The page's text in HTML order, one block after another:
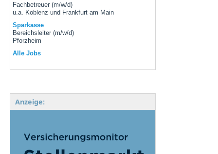
Fachbetreuer (m/w/d)
u.a. Koblenz und Frankfurt am Main
Sparkasse
Bereichsleiter (m/w/d)
Pforzheim
Alle Jobs
Anzeige: